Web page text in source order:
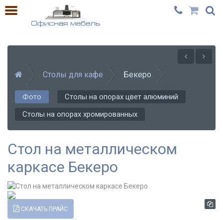
Столы для кафе Бекеро
Фото
Столы на опорах цвет алюминий
Столы на опорах хромированных
Стол на металлическом
каркасе Бекеро
СКАЧАТЬ ПРАЙС